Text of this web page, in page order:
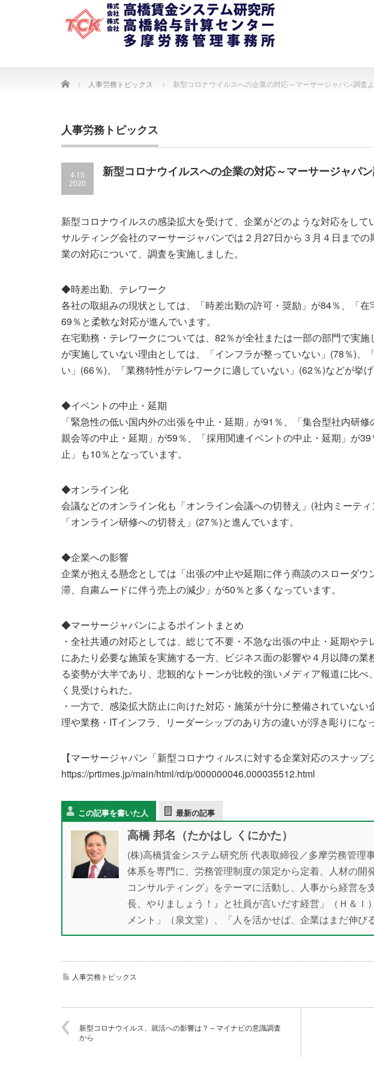
Home 人事労務トピックス 新型コロナウイルスへの企業の対応～マーサージャパン調査
人事労務トピックス
4.15
2020
新型コロナウイルスへの企業の対応～マーサージャパ
新型コロナウイルスの感染拡大を受けて、企業がどのような対応をし
サルティング会社のマーサージャパンでは２月27日から３月４日まで
業の対応について、調査を実施しました。
◆時差出勤、テレワーク
各社の取組みの現状としては、「時差出勤の許可・奨励」が84％、「
69％と柔軟な対応が進んでいます。
在宅勤務・テレワークについては、82％が全社または一部の部門で実
が実施していない理由としては、「インフラが整っていない」(78％)、
い」(66％)、「業務特性がテレワークに適していない」(62％)などが挙げ
◆イベントの中止・延期
「緊急性の低い国内外の出張を中止・延期」が91％、「集合型社内研
親会等の中止・延期」が59％、「採用関連イベントの中止・延期」が
止」も10％となっています。
◆オンライン化
会議などのオンライン化も「オンライン会議への切替え」(社内ミーティ
「オンライン研修への切替え」(27％)と進んでいます。
◆企業への影響
企業が抱える懸念としては「出張の中止や延期に伴う商談のスローダ
滞、自粛ムードに伴う売上の減少」が50％と多くなっています。
◆マーサージャパンによるポイントまとめ
・全社共通の対応としては、総じて不要・不急な出張の中止・延期や
にあたり必要な施策を実施する一方、ビジネス面の影響や４月以降の
る姿勢が大半であり、悲観的なトーンが比較的強いメディア報道に比
く見受けられた。
・一方で、感染拡大防止に向けた対応・施策が十分に整備されていな
理や業務・ITインフラ、リーダーシップのあり方の違いが浮き彫りになっ
【マーサージャパン「新型コロナウィルスに対する企業対応のスナップ
https://prtimes.jp/main/html/rd/p/000000046.000035512.html
この記事を書いた人 最新の記事
高橋 邦名（たかはし くにかた）
(株)高橋賃金システム研究所 代表取締役／多摩労務管理
体系を専門に、労務管理制度の策定から定着、人材の開
コンサルティング』をテーマに活動し、人事から経営を
長、やりましょう！』と社員が言いだす経営」（Ｈ＆Ｉ
メント」（泉文堂）、「人を活かせば、企業はまだ伸び
人事労務トピックス
新型コロナウイルス、就活への影響は？～マイナビの意識調査
から